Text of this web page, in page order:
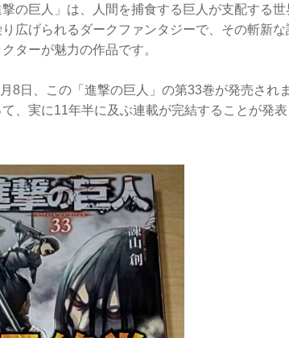
撃の巨人」は、人間を捕食する巨人が支配する
広げられるダークファンタジーで、その斬新
ターが魅力の作品です。
8日、この「進撃の巨人」の第33巻が発売され
、実に11年半に及ぶ連載が完結することが発